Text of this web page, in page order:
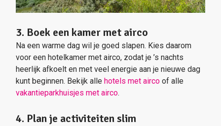
3. Boek een kamer met airco
Na een warme dag wil je goed slapen. Kies daarom
voor een hotelkamer met airco, zodat je ’s nachts
heerlijk afkoelt en met veel energie aan je nieuwe dag
kunt beginnen. Bekijk alle hotels met airco of alle
vakantieparkhuisjes met airco.
4. Plan je activiteiten slim